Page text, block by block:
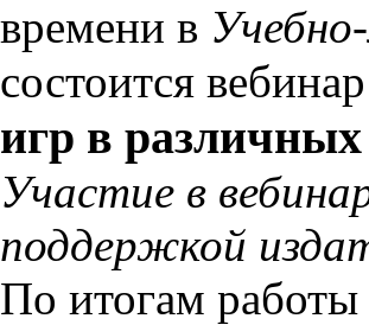
времени в
состоится
игр в различных
Участие в
поддержкой
По итогам работы